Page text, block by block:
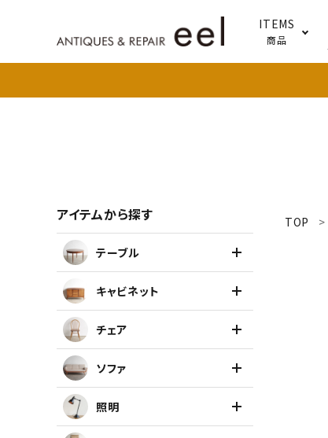
ITEMS
商品
アイテムを探す
テーブル
キャビネット
チェア
TOP
アイテムから探す
テーブル
キャビネット
チェア
ソファ
照明